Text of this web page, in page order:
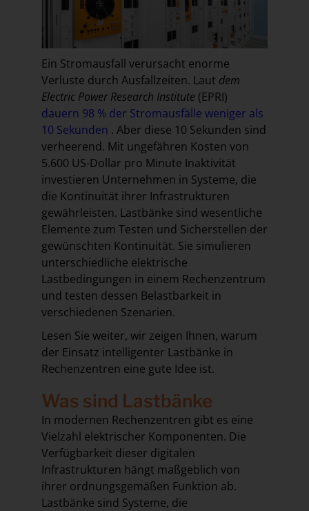
Ein Stromausfall verursacht enorme
Verluste durch Ausfallzeiten. Laut dem
Electric Power Research Institute (EPRI)
dauern 98 % der Stromausfälle weniger als
10 Sekunden . Aber diese 10 Sekunden sind
verheerend. Mit ungefähren Kosten von
5.600 US-Dollar pro Minute Inaktivität
investieren Unternehmen in Systeme, die
die Kontinuität ihrer Infrastrukturen
gewährleisten. Lastbänke sind wesentliche
Elemente zum Testen und Sicherstellen der
gewünschten Kontinuität. Sie simulieren
unterschiedliche elektrische
Lastbedingungen in einem Rechenzentrum
und testen dessen Belastbarkeit in
verschiedenen Szenarien.
Lesen Sie weiter, wir zeigen Ihnen, warum
der Einsatz intelligenter Lastbänke in
Rechenzentren eine gute Idee ist.
Was sind Lastbänke
In modernen Rechenzentren gibt es eine
Vielzahl elektrischer Komponenten. Die
Verfügbarkeit dieser digitalen
Infrastrukturen hängt maßgeblich von
ihrer ordnungsgemäßen Funktion ab.
Lastbänke sind Systeme, die